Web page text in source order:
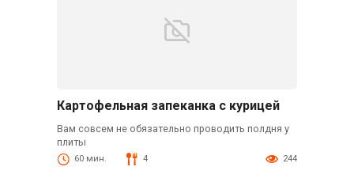
Картофельная запеканка с курицей
Вам совсем не обязательно проводить полдня у
плиты
60 мин. 4 244